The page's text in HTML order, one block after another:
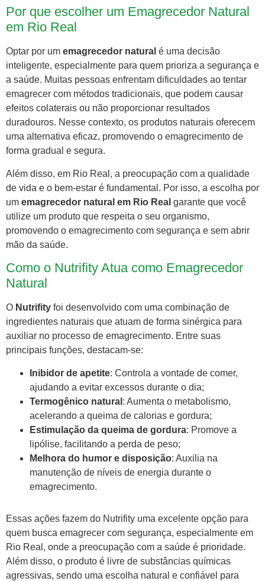
Por que escolher um Emagrecedor Natural
em Rio Real
Optar por um emagrecedor natural é uma decisão
inteligente, especialmente para quem prioriza a segurança e
a saúde. Muitas pessoas enfrentam dificuldades ao tentar
emagrecer com métodos tradicionais, que podem causar
efeitos colaterais ou não proporcionar resultados
duradouros. Nesse contexto, os produtos naturais oferecem
uma alternativa eficaz, promovendo o emagrecimento de
forma gradual e segura.
Além disso, em Rio Real, a preocupação com a qualidade
de vida e o bem-estar é fundamental. Por isso, a escolha por
um emagrecedor natural em Rio Real garante que você
utilize um produto que respeita o seu organismo,
promovendo o emagrecimento com segurança e sem abrir
mão da saúde.
Como o Nutrifity Atua como Emagrecedor
Natural
O Nutrifity foi desenvolvido com uma combinação de
ingredientes naturais que atuam de forma sinérgica para
auxiliar no processo de emagrecimento. Entre suas
principais funções, destacam-se:
Inibidor de apetite: Controla a vontade de comer,
ajudando a evitar excessos durante o dia;
Termogênico natural : Aumenta o metabolismo,
acelerando a queima de calorias e gordura;
Estimulação da queima de gordura: Promove a
lipólise, facilitando a perda de peso;
Melhora do humor e disposição: Auxilia na
manutenção de níveis de energia durante o
emagrecimento.
Essas ações fazem do Nutrifity uma excelente opção para
quem busca emagrecer com segurança, especialmente em
Rio Real, onde a preocupação com a saúde é prioridade.
Além disso, o produto é livre de substâncias químicas
agressivas, sendo uma escolha natural e confiável para